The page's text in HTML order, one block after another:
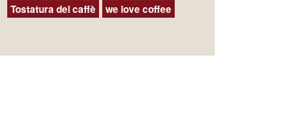
Tostatura del caffè
we love coffee